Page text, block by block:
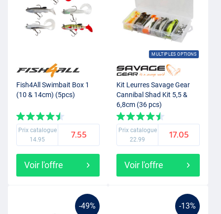
Fish4All Swimbait Box 1
(10 & 14cm) (5pcs)
Prix catalogue
14.95
7.55
Voir l'offre
MULTIPLES OPTIONS
Kit Leurres Savage Gear
Cannibal Shad Kit 5,5 &
6,8cm (36 pcs)
Prix catalogue
22.99
17.05
Voir l'offre
-49% -13%